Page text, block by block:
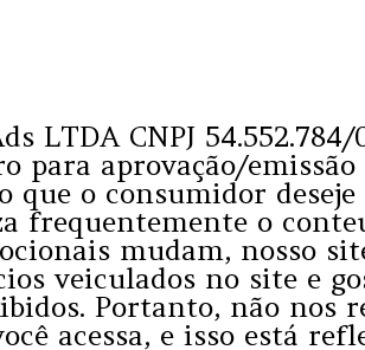
LTDA CNPJ
aprovação/emissão
o consumidor
frequentemente o
mudam, nosso
veiculados no site e
Portanto, não nos
acessa, e isso está